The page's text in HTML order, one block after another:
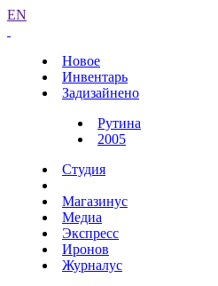
EN
Новое
Инвентарь
Задизайнено
Рутина
2005
Студия
Магазинус
Медиа
Экспресс
Иронов
Журналус